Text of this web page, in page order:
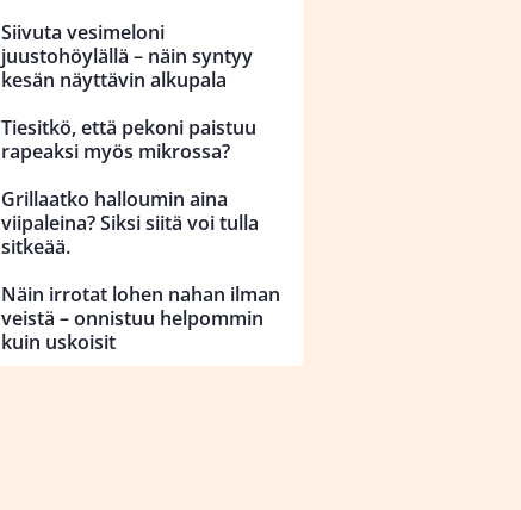
Siivuta vesimeloni
juustohöylällä – näin syntyy
kesän näyttävin alkupala
Tiesitkö, että pekoni paistuu
rapeaksi myös mikrossa?
Grillaatko halloumin aina
viipaleina? Siksi siitä voi tulla
sitkeää.
Näin irrotat lohen nahan ilman
veistä – onnistuu helpommin
kuin uskoisit